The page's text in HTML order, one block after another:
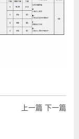
上一篇 下一篇